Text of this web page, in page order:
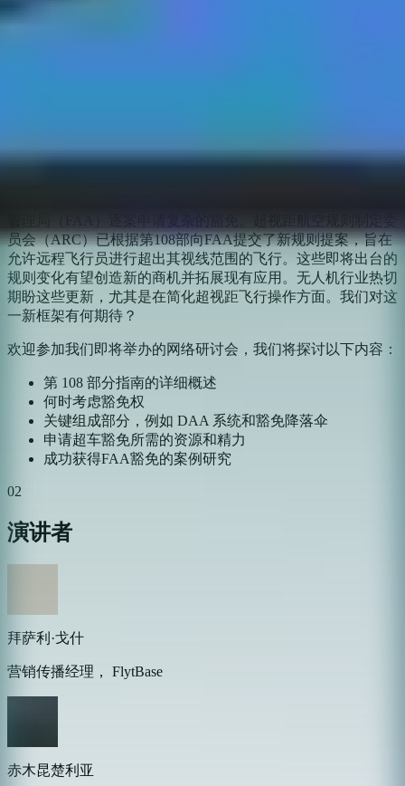
员会（ARC）已根据第108部向FAA提交了新规则提案，旨在
允许远程飞行员进行超出其视线范围的飞行。这些即将出台的
规则变化有望创造新的商机并拓展现有应用。无人机行业热切
期盼这些更新，尤其是在简化超视距飞行操作方面。我们对这
一新框架有何期待？
欢迎参加我们即将举办的网络研讨会，我们将探讨以下内容：
第 108 部分指南的详细概述
何时考虑豁免权
关键组成部分，例如 DAA 系统和豁免降落伞
申请超车豁免所需的资源和精力
成功获得FAA豁免的案例研究
02
演讲者
拜萨利·戈什
营销传播经理， FlytBase
赤木昆楚利亚